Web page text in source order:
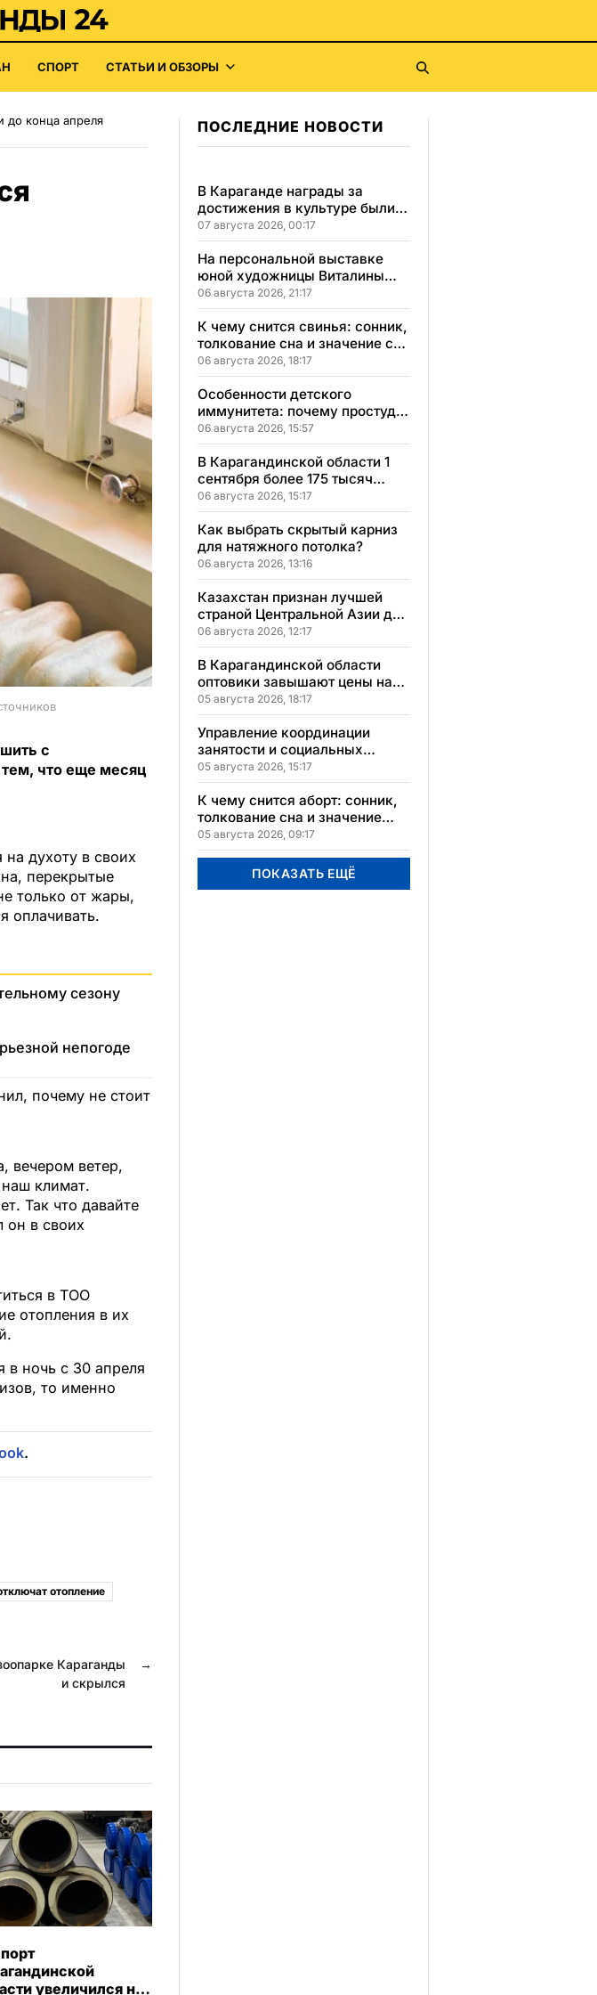
СПОРТ СТАТЬИ И ОБЗОРЫ
до конца апреля
с
что еще месяц
духоту в своих
перекрытые
только от жары,
оплачивать.
сезону
непогоде
почему не стоит
вечером ветер,
климат.
Так что давайте
он в своих
в ТОО
отопления в их
в ночь с 30 апреля
то именно
.
отопление
→
Караганды
и скрылся
увеличился на
ПОСЛЕДНИЕ НОВОСТИ
В Караганде награды за
достижения в культуре были
вручены 5 лауреатам
07 августа 2026, 00:17
На персональной выставке
юной художницы Виталины
представлено 156 работ
06 августа 2026, 21:17
К чему снится свинья: сонник,
толкование сна и значение сна
для вашей жизни
06 августа 2026, 18:17
Особенности детского
иммунитета: почему простуды
у детей протекают иначе и как
правильно им помогать
06 августа 2026, 15:57
В Карагандинской области 1
сентября более 175 тысяч
школьников начнут учебный
год
06 августа 2026, 15:17
Как выбрать скрытый карниз
для натяжного потолка?
06 августа 2026, 13:16
Казахстан признан лучшей
страной Центральной Азии для
переезда
06 августа 2026, 12:17
В Карагандинской области
оптовики завышают цены на
продукты до 50%
05 августа 2026, 18:17
Управление координации
занятости и социальных
программ Карагандинской
области сменило место
расположения
05 августа 2026, 15:17
К чему снится аборт: сонник,
толкование сна и значение
увиденного
05 августа 2026, 09:17
ПОКАЗАТЬ ЕЩЁ